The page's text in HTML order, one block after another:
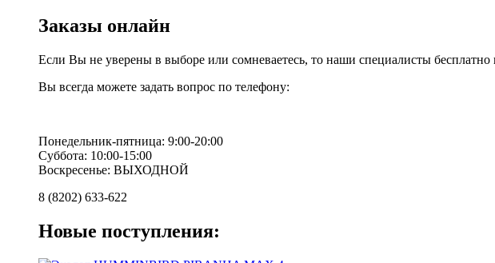
Заказы онлайн
Если Вы не уверены в выборе или сомневаетесь, то наши специалисты
Вы всегда можете задать вопрос по телефону:
Понедельник-пятница: 9:00-20:00
Суббота: 10:00-15:00
Воскресенье: ВЫХОДНОЙ
8 (8202) 633-622
Новые поступления: